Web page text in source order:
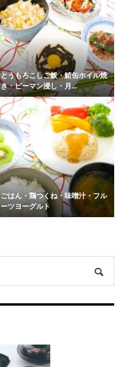
とうもろこしご飯・鯖缶ホイル焼
き・ピーマン浸し・月...
ごはん・鶏つくね・味噌汁・フル
ーツヨーグルト